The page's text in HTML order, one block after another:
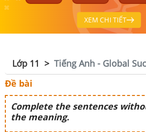
XEM CHI TIẾT
Lớp 11
Tiếng Anh - Global
Đề bài
Complete the sentences
the meaning.